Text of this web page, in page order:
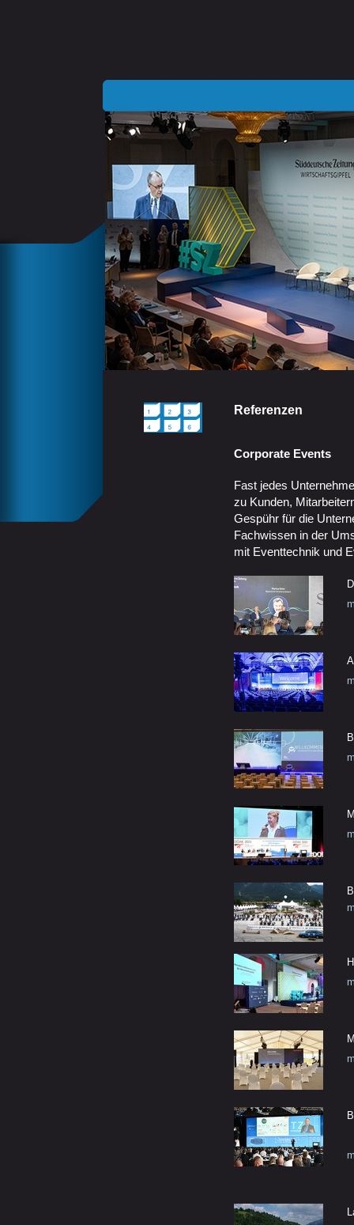
Referenzen
Corporate Events
Fast jedes
zu Kunden,
Gespühr für die
Fachwissen in der
mit Eventtechnik und